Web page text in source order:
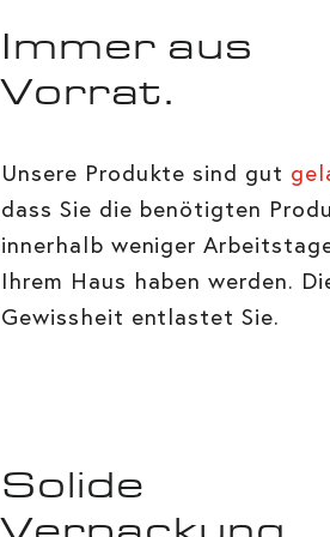
Immer aus
Vorrat.
Unsere Produkte sind gut
dass Sie die benötigten
innerhalb weniger
Ihrem Haus haben werden.
Gewissheit entlastet Sie.
Solide